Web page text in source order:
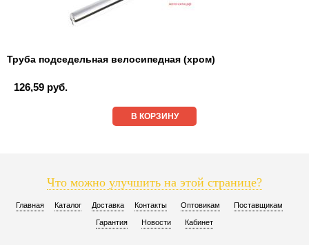
Труба подседельная велосипедная (хром)
126,59 руб.
В КОРЗИНУ
Что можно улучшить на этой странице?
Главная Каталог Доставка Контакты Оптовикам Поставщикам
Гарантия Новости Кабинет